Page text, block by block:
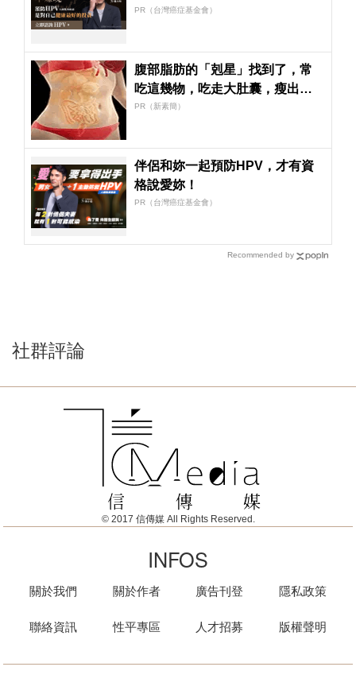
PR（台灣癌症基金會）
腹部脂肪的「剋星」找到了，常
吃這幾物，吃走大肚囊，瘦出小
蠻腰
PR（新素簡）
伴侶和妳一起預防HPV，才有資
格說愛妳！
PR（台灣癌症基金會）
Recommended by
社群評論
© 2017 信傳媒 All Rights Reserved.
INFOS
關於我們
聯絡資訊
關於作者
性平專區
廣告刊登
人才招募
隱私政策
版權聲明